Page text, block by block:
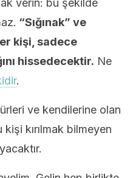
verin: bu şekilde
“Sığınak” ve
kişi, sadece
hissedecektir. Ne
.
ve kendilerine olan
kişi kırılmak bilmeyen